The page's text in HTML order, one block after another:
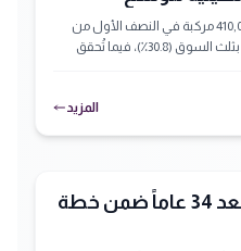
سوق السيارات السعودي يُسجّل 410,000 مركبة في النصف الأول من
2026 بنمو 6.2٪. تويوتا تحتفظ بريادتها بثلث السوق (30.8٪)، فيما تُحقق
المزيد
نيسان تُنهي إنتاج ألتيما بعد 34 عاماً ضمن خطة